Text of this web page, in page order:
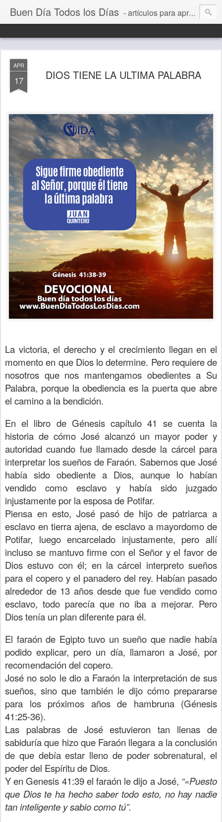
Buen Día Todos los Días - artículos para aprender a vivir mejor, un día a la vez. Por Juan C Quintero
APR
17 DIOS TIENE LA ULTIMA PALABRA
La victoria, el derecho y el crecimiento llegan en el
momento en que Dios lo determine. Pero requiere de
nosotros que nos mantengamos obedientes a Su
Palabra, porque la obediencia es la puerta que abre
el camino a la bendición.
En el libro de Génesis capítulo 41 se cuenta la
historia de cómo José alcanzó un mayor poder y
autoridad cuando fue llamado desde la cárcel para
interpretar los sueños de Faraón. Sabemos que José
había sido obediente a Dios, aunque lo habían
vendido como esclavo y había sido juzgado
injustamente por la esposa de Potifar.
Piensa en esto, José pasó de hijo de patriarca a
esclavo en tierra ajena, de esclavo a mayordomo de
Potifar, luego encarcelado injustamente, pero allí
incluso se mantuvo firme con el Señor y el favor de
Dios estuvo con él; en la cárcel interpreto sueños
para el copero y el panadero del rey. Habían pasado
alrededor de 13 años desde que fue vendido como
esclavo, todo parecía que no iba a mejorar. Pero
Dios tenía un plan diferente para él.
El faraón de Egipto tuvo un sueño que nadie había
podido explicar, pero un día, llamaron a José, por
recomendación del copero.
José no solo le dio a Faraón la interpretación de sus
sueños, sino que también le dijo cómo prepararse
para los próximos años de hambruna (Génesis
41:25-36).
Las palabras de José estuvieron tan llenas de
sabiduría que hizo que Faraón llegara a la conclusión
de que debía estar lleno de poder sobrenatural, el
poder del Espíritu de Dios.
Y en Genesis 41:39 el faraón le dijo a José, “«Puesto
que Dios te ha hecho saber todo esto, no hay nadie
tan inteligente y sabio como tú”.